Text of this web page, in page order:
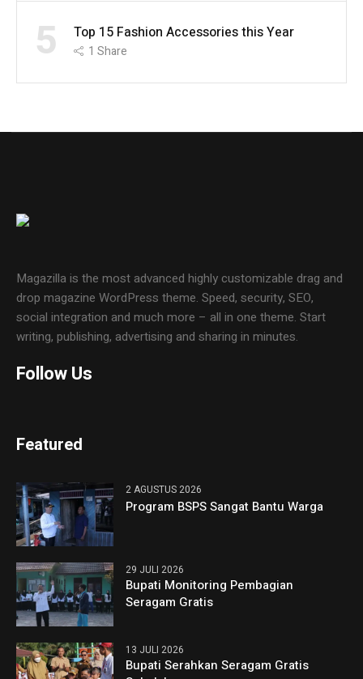
5 Top 15 Fashion Accessories this Year
1 Share
Magazilla is the most advanced highly customizable drag and
drop magazine WordPress theme. Speed, security, SEO,
social integration and much more – all in one theme. Start
writing, publishing, advertising and sharing in minutes.
Follow Us
Featured
2 AGUSTUS 2026
Program BSPS Sangat Bantu Warga
29 JULI 2026
Bupati Monitoring Pembagian
Seragam Gratis
13 JULI 2026
Bupati Serahkan Seragam Gratis